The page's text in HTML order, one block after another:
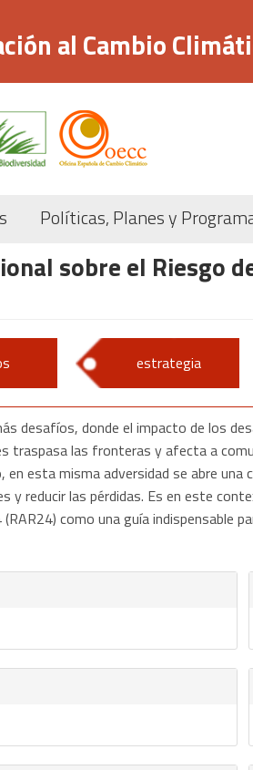
al Cambio
Políticas, Planes y
sobre el Riesgo
estrategia
desafíos, donde el impacto de los
traspasa las fronteras y afecta a
esta misma adversidad se abre
y reducir las pérdidas. Es en este
como una guía